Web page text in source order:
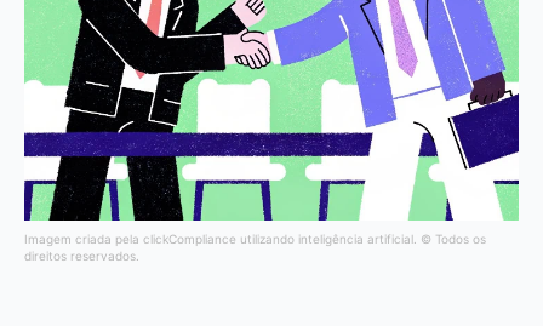
Imagem criada pela clickCompliance utilizando inteligência artificial. © Todos os
direitos reservados.